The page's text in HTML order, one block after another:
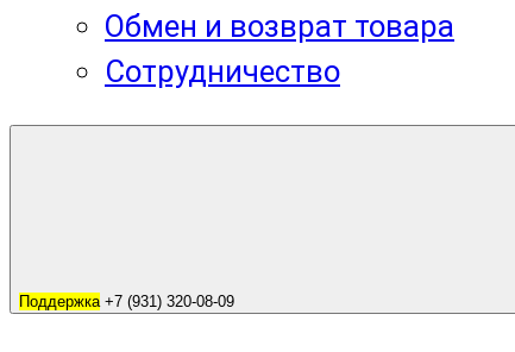
Обмен и возврат товара
Сотрудничество
Поддержка +7 (931) 320-08-09